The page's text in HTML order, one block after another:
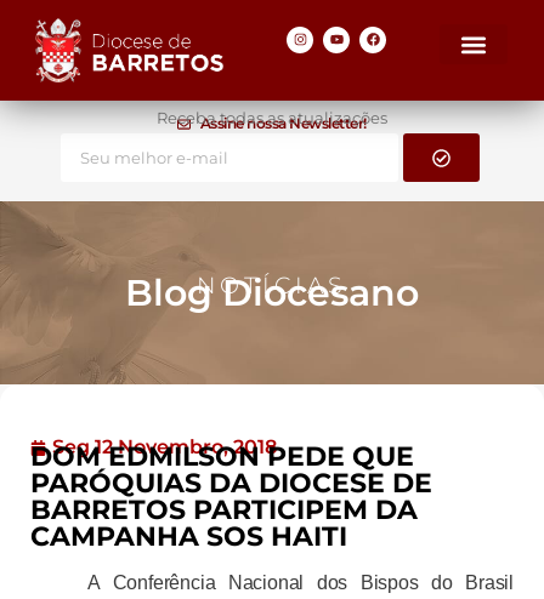
Assine nossa Newsletter!
Receba todas as atualizações
NOTÍCIAS
Blog Diocesano
Seg 12 Novembro, 2018
DOM EDMILSON PEDE QUE
PARÓQUIAS DA DIOCESE DE
BARRETOS PARTICIPEM DA
CAMPANHA SOS HAITI
A Conferência Nacional dos Bispos do Brasil